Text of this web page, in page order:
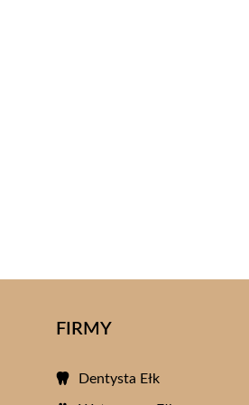
FIRMY
Dentysta Ełk